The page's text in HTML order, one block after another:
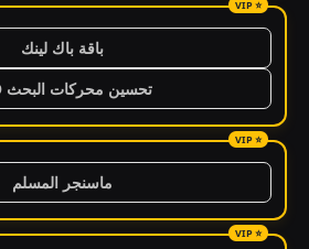
باقة باك لينك
تحسين محركات البحث SEO
ماسنجر المسلم